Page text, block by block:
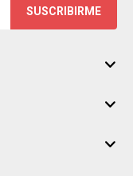
SUSCRIBIRME